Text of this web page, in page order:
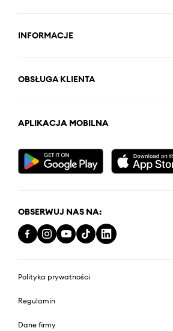
INFORMACJE
OBSŁUGA KLIENTA
APLIKACJA MOBILNA
OBSERWUJ NAS NA:
Polityka prywatności
Regulamin
Dane firmy